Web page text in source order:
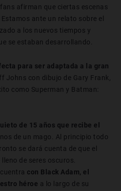
fans afirman que ciertas escenas
ante un relato sobre el
a los nuevos tiempos y
se estaban desarrollando.
para ser adaptada a la gran
Johns con dibujo de Gary Frank,
como Superman y Batman:
de 15 años que recibe el
de un mago. Al principio todo
se dará cuenta de que el
de seres oscuros.
con Black Adam, el
héroe a lo largo de su